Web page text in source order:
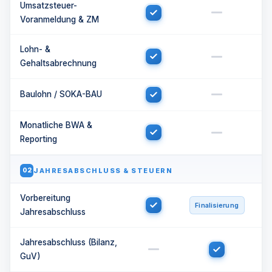
Umsatzsteuer-
Voranmeldung & ZM
Lohn- &
Gehaltsabrechnung
Baulohn / SOKA-BAU
Monatliche BWA &
Reporting
02 JAHRESABSCHLUSS & STEUERN
Vorbereitung
Jahresabschluss
Finalisierung
Jahresabschluss (Bilanz,
GuV)